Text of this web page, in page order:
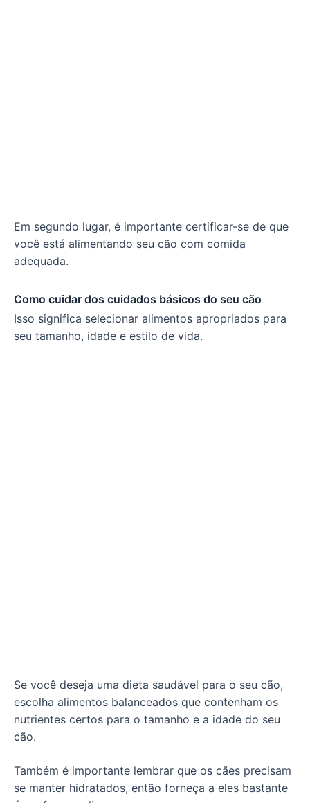
Em segundo lugar, é importante certificar-se de que
você está alimentando seu cão com comida
adequada.
Como cuidar dos cuidados básicos do seu cão
Isso significa selecionar alimentos apropriados para
seu tamanho, idade e estilo de vida.
Se você deseja uma dieta saudável para o seu cão,
escolha alimentos balanceados que contenham os
nutrientes certos para o tamanho e a idade do seu
cão.
Também é importante lembrar que os cães precisam
se manter hidratados, então forneça a eles bastante